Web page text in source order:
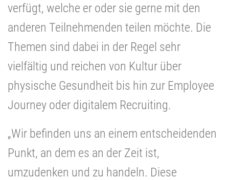
verfügt, welche er oder sie gerne mit den
anderen Teilnehmenden teilen möchte. Die
Themen sind dabei in der Regel sehr
vielfältig und reichen von Kultur über
physische Gesundheit bis hin zur Employee
Journey oder digitalem Recruiting.
„Wir befinden uns an einem entscheidenden
Punkt, an dem es an der Zeit ist,
umzudenken und zu handeln. Diese